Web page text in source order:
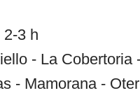
2-3 h
- La Cobertoria
- Mamorana -